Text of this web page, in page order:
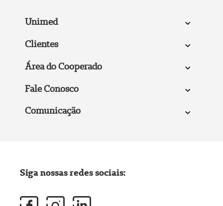
Unimed
Clientes
Área do Cooperado
Fale Conosco
Comunicação
Siga nossas redes sociais: